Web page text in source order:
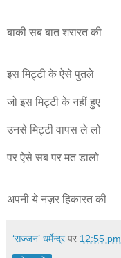
बाकी सब बात शरारत की
इस मिट्टी के ऐसे पुतले
जो इस मिट्टी के नहीं हुए
उनसे मिट्टी वापस ले लो
पर ऐसे सब पर मत डालो
अपनी ये नज़र हिकारत की
‘सज्जन’ धर्मेन्द्र पर 12:55 pm